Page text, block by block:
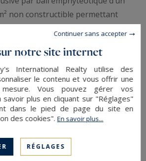
non constructible permettant
sol , développe une surface
235m².
les lieux vous pourrez
entrée avec un escalier
les étages et les pièces de
de-chaussée, vous serez ainsi
volumes et la luminosité qui se
de vie, ainsi vous apprécierez
notre site internet
International Realty utilise des
le contenu et vous offrir une
Vous pouvez gérer vos
plus en cliquant sur "Réglages"
dans le pied de page du site en
des cookies".En savoir plus...
RÉGLAGES
Continuer sans accepter